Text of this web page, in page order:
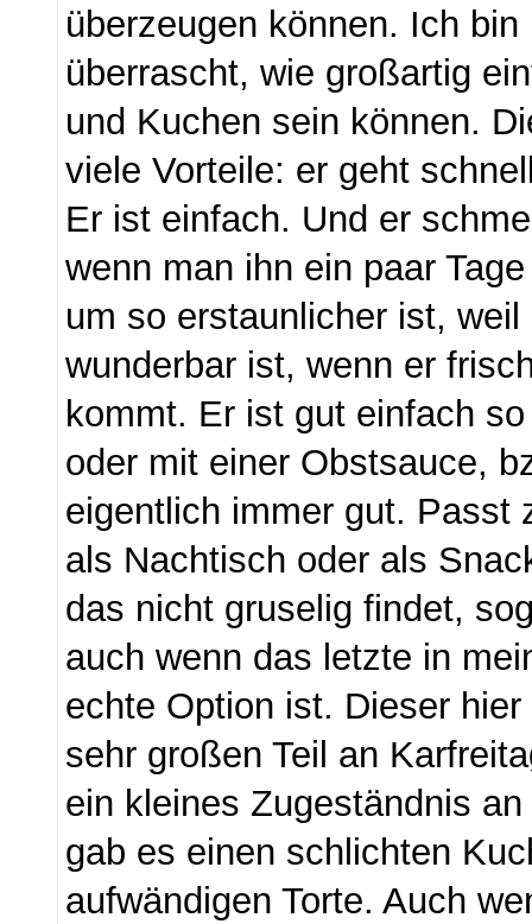
überzeugen können. Ich
überrascht, wie großartig
und Kuchen sein können.
viele Vorteile: er geht
Er ist einfach. Und er
wenn man ihn ein paar
um so erstaunlicher ist, weil
wunderbar ist, wenn er
kommt. Er ist gut einfach
oder mit einer Obstsauce,
eigentlich immer gut. Passt
als Nachtisch oder als
das nicht gruselig findet,
auch wenn das letzte in
echte Option ist. Dieser
sehr großen Teil an
ein kleines Zugeständnis
gab es einen schlichten
aufwändigen Torte. Auch